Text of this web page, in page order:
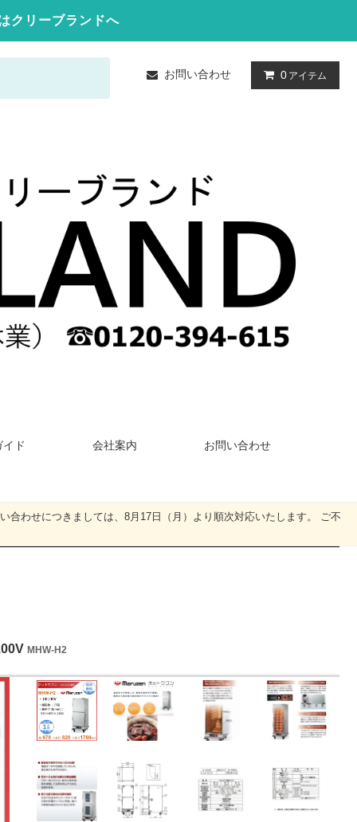
クリーブランドへ
お問い合わせ 0 アイテム
イド 会社案内 お問い合わせ
合わせにつきましては、8月17日（月）より順次対応いたします。 ご不
MHW-H2